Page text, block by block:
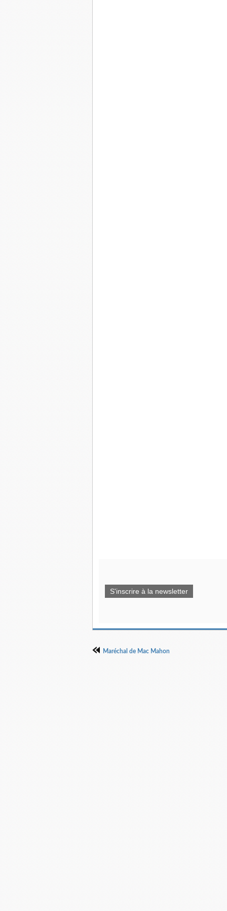
S'inscrire à la newsletter
Maréchal de Mac Mahon